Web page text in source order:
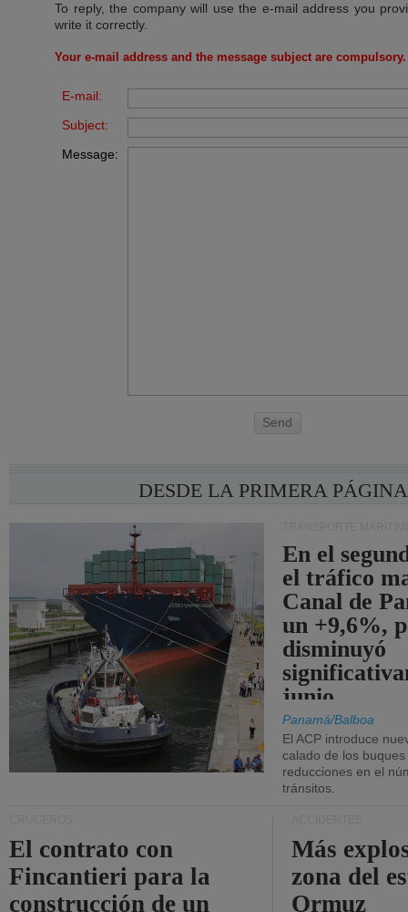
To reply, the company will use the e-mail address you
write it correctly.
Your e-mail address and the message subject are compulsory.
E-mail:
Subject:
Message:
Send
DESDE LA PRIMERA PÁGINA
En el
el tráfico
Canal de
un +9,6%,
disminuyó
junio.
Panamá/Balboa
El ACP introduce
calado de los
reducciones en el
tránsitos.
El contrato con
Fincantieri para la
construcción de un
Más
zona del
Ormuz